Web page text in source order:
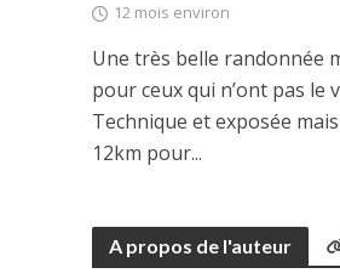
12 mois environ
Une très belle randonnée
pour ceux qui n’ont pas le
Technique et exposée
12km pour...
A propos de l'auteur